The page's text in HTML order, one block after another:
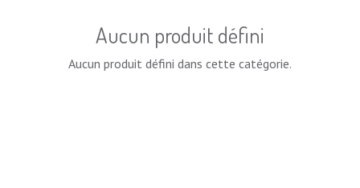
Aucun produit défini
Aucun produit défini dans cette catégorie.